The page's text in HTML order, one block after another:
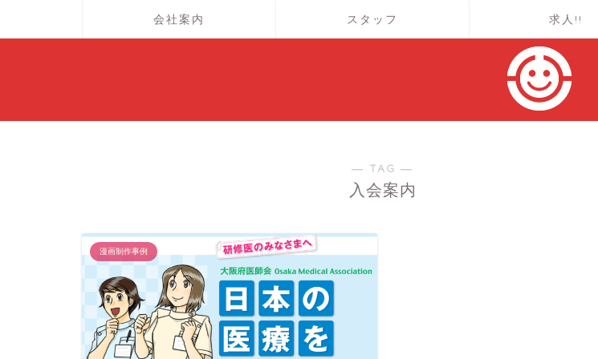
会社案内 スタッフ 求人!!
― TAG ―
入会案内
漫画制作事例